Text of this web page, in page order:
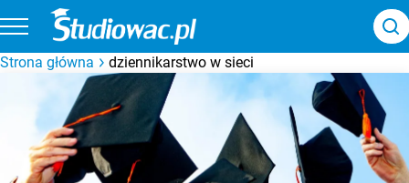
Strona główna dziennikarstwo w sieci